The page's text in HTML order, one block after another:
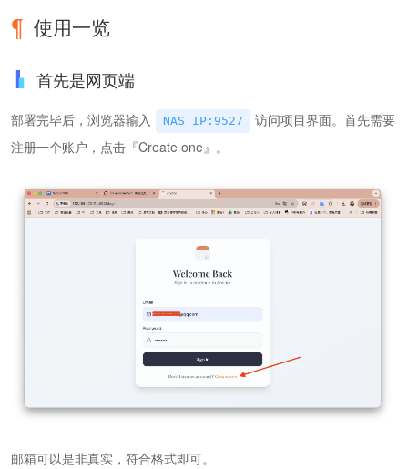
使用一览
首先是网页端
部署完毕后，浏览器输入 NAS_IP:9527
访问项目界面。首先需要
注册一个账户，点击『Create one』。
邮箱可以是非真实，符合格式即可。